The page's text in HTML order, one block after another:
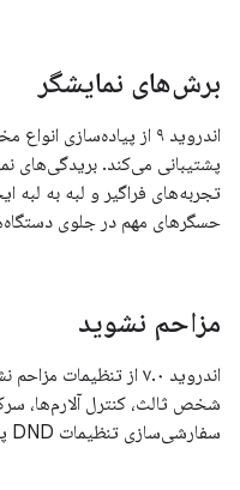
برش‌های نمایشگر
اندروید ۹ از پیاده‌سازی
پشتیبانی می‌کند. بریدگی‌های
تجربه‌های فراگیر و لبه به لبه
حسگرهای مهم در جلوی
مزاحم نشوید
شخص ثالث، کنترل آلارم‌ها،
سفارشی‌سازی تنظیمات DND پشتیبانی می‌کند.